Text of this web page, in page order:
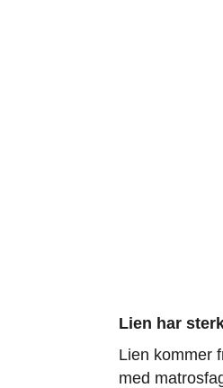
Lien har
Lien kommer
med